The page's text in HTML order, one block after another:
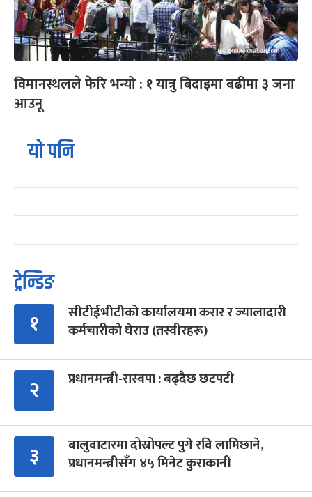
विमानस्थलले फेरि भन्यो : १ यात्रु बिदाइमा बढीमा ३ जना
आउनू
यो पनि
ट्रेन्डिङ
१
सीटीईभीटीको कार्यालयमा करार र ज्यालादारी
कर्मचारीको घेराउ (तस्वीरहरू)
२ प्रधानमन्त्री-रास्वपा : बढ्दैछ छटपटी
३
बालुवाटारमा दोस्रोपल्ट पुगे रवि लामिछाने,
प्रधानमन्त्रीसँग ४५ मिनेट कुराकानी